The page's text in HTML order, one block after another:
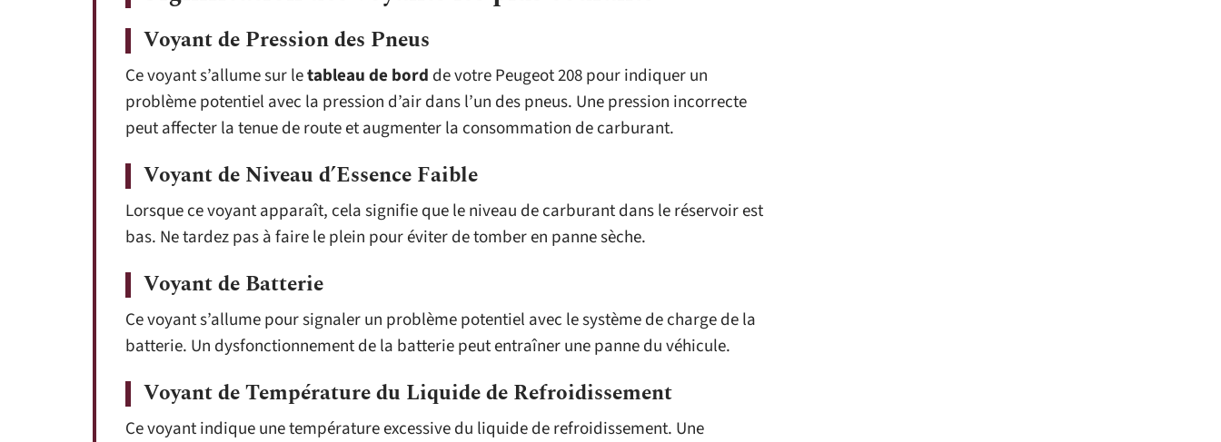
Voyant de Pression des Pneus
Ce voyant s’allume sur letableau de bord de votre Peugeot 208 pour indiquer un
problème potentiel avec la pression d’air dans l’un des pneus. Une pression incorrecte
peut affecter la tenue de route et augmenter la consommation de carburant.
Voyant de Niveau d’Essence Faible
Lorsque ce voyant apparaît, cela signifie que le niveau de carburant dans le réservoir est
bas. Ne tardez pas à faire le plein pour éviter de tomber en panne sèche.
Voyant de Batterie
Ce voyant s’allume pour signaler un problème potentiel avec le système de charge de la
batterie. Un dysfonctionnement de la batterie peut entraîner une panne du véhicule.
Voyant de Température du Liquide de Refroidissement
Ce voyant indique une température excessive du liquide de refroidissement. Une